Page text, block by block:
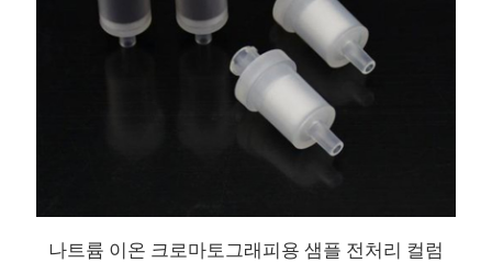
나트륨 이온 크로마토그래피용 샘플 전처리 컬럼